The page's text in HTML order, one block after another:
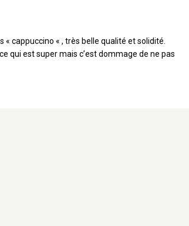
« cappuccino « , très belle qualité et solidité.
qui est super mais c’est dommage de ne pas